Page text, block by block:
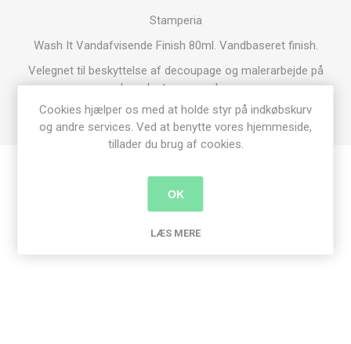
Stamperia
Wash It Vandafvisende Finish 80ml. Vandbaseret finish.
Velegnet til beskyttelse af decoupage og malerarbejde på
glas, plast og porcelæn.
Lad det tørre i 24 timer før det sættes i opvaskemaskinen.
Produkt tags
overflade behandling
Cookies hjælper os med at holde styr på indkøbskurv
og andre services. Ved at benytte vores hjemmeside,
tillader du brug af cookies.
OK
LÆS MERE